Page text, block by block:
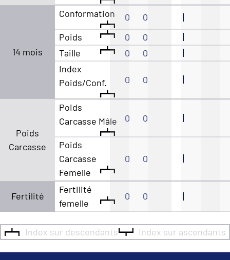
14 mois
Conformation 0
0
Poids
0
0
Taille
0
0
Index
Poids/Conf.
0 0
Poids
Carcasse
Poids
Carcasse Mâle
0 0
Poids
Carcasse
Femelle
0 0
Fertilité
Fertilité
femelle
0 0
Index sur descendants Index sur ascendants